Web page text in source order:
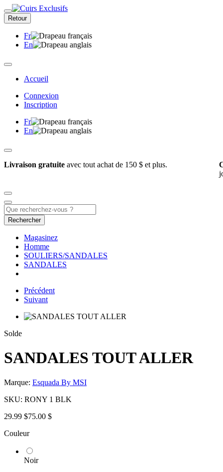
Retour
Fr
En
Accueil
Connexion
Inscription
Fr
En
Livraison gratuite avec tout achat de 150 $ et plus.
Rechercher
Magasinez
Homme
SOULIERS/SANDALES
SANDALES
Précédent
Suivant
Solde
SANDALES TOUT ALLER
Marque: Esquada By MSI
SKU: RONY 1 BLK
29.99 $75.00 $
Couleur
Noir